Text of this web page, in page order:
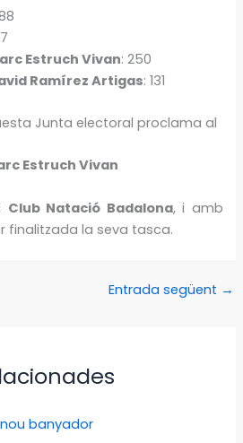
Estruch Vivan: 250
Ramírez Artigas: 131
Junta electoral proclama al
Estruch Vivan
Club Natació Badalona, i amb
finalitzada la seva tasca.
Entrada següent →